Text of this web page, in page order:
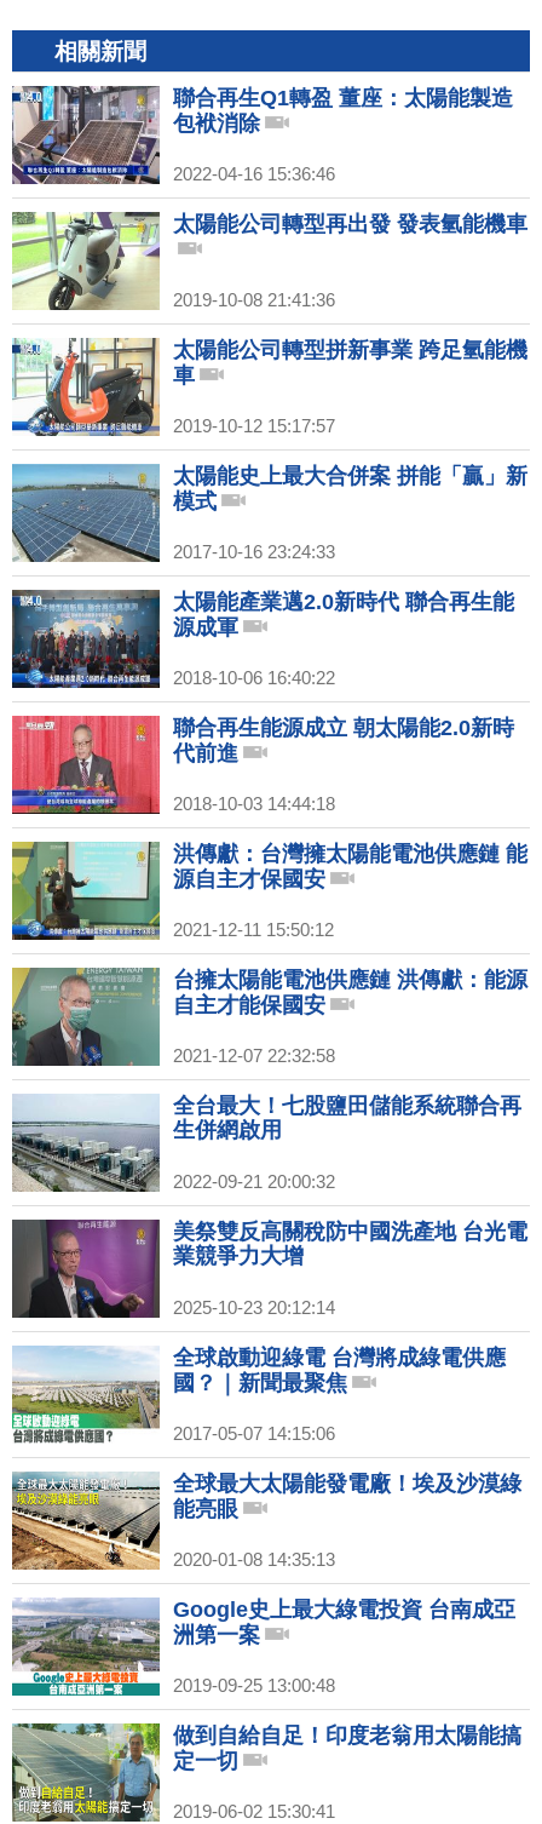
相關新聞
聯合再生Q1轉盈 董座：太陽能製造
包袱消除
2022-04-16 15:36:46
太陽能公司轉型再出發 發表氫能機車
2019-10-08 21:41:36
太陽能公司轉型拼新事業 跨足氫能機
車
2019-10-12 15:17:57
太陽能史上最大合併案 拼能「贏」新
模式
2017-10-16 23:24:33
太陽能產業邁2.0新時代 聯合再生能
源成軍
2018-10-06 16:40:22
聯合再生能源成立 朝太陽能2.0新時
代前進
2018-10-03 14:44:18
洪傳獻：台灣擁太陽能電池供應鏈 能
源自主才保國安
2021-12-11 15:50:12
台擁太陽能電池供應鏈 洪傳獻：能源
自主才能保國安
2021-12-07 22:32:58
全台最大！七股鹽田儲能系統聯合再
生併網啟用
2022-09-21 20:00:32
美祭雙反高關稅防中國洗產地 台光電
業競爭力大增
2025-10-23 20:12:14
全球啟動迎綠電 台灣將成綠電供應
國？｜新聞最聚焦
2017-05-07 14:15:06
全球最大太陽能發電廠！埃及沙漠綠
能亮眼
2020-01-08 14:35:13
Google史上最大綠電投資 台南成亞
洲第一案
2019-09-25 13:00:48
做到自給自足！印度老翁用太陽能搞
定一切
2019-06-02 15:30:41